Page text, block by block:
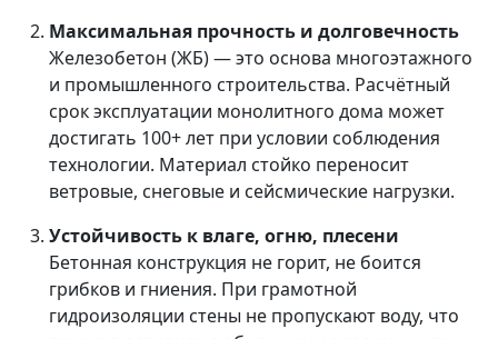
Максимальная прочность и долговечность
Железобетон (ЖБ) — это основа многоэтажного
и промышленного строительства. Расчётный
срок эксплуатации монолитного дома может
достигать 100+ лет при условии соблюдения
технологии. Материал стойко переносит
ветровые, снеговые и сейсмические нагрузки.
Устойчивость к влаге, огню, плесени
Бетонная конструкция не горит, не боится
грибков и гниения. При грамотной
гидроизоляции стены не пропускают воду, что